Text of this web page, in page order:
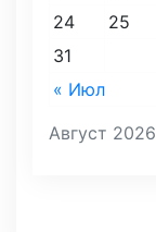
Август 2026
« Июл
24
25
31